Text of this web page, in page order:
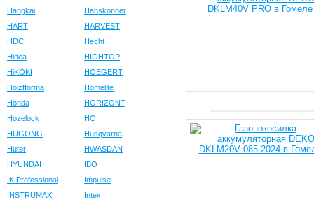
Hangkai
Hanskonner
HART
HARVEST
HDC
Hecht
Hidea
HIGHTOP
HiKOKI
HOEGERT
Holzfforma
Homelite
Honda
HORIZONT
Hozelock
HQ
HUGONG
Husqvarna
Huter
HWASDAN
HYUNDAI
IBO
IK Professional
Impulse
INSTRUMAX
Intex